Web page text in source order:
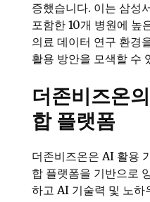
증했습니다. 이는 삼성
포함한 10개 병원에 높
의료 데이터 연구 환경
활용 방안을 모색할 수
더존비즈온
합 플랫폼
더존비즈온은 AI 활용
합 플랫폼을 기반으로
하고 AI 기술력 및 노하